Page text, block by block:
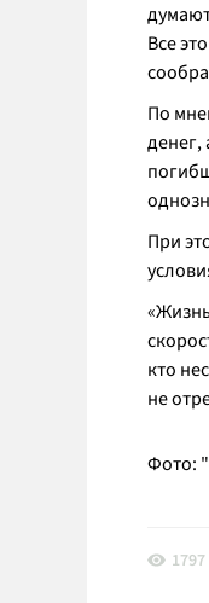
Все
По
денег,
При
кто
не
Фото:
1797